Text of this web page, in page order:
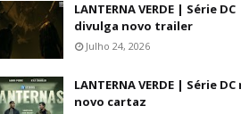
LANTERNA VERDE | Série DC
divulga novo trailer
Julho 24, 2026
LANTERNA VERDE | Série
novo cartaz